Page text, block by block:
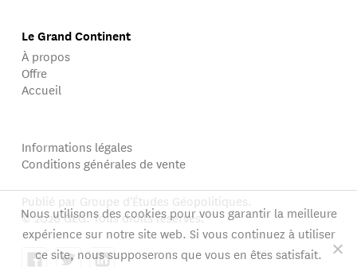
Le Grand Continent
À propos
Offre
Accueil
Informations légales
Conditions générales de vente
Publié par Groupe d'Études Géopolitiques.
© 2026 GEG. Tous droits réservés.
Nous utilisons des cookies pour vous garantir la meilleure
expérience sur notre site web. Si vous continuez à utiliser
ce site, nous supposerons que vous en êtes satisfait.